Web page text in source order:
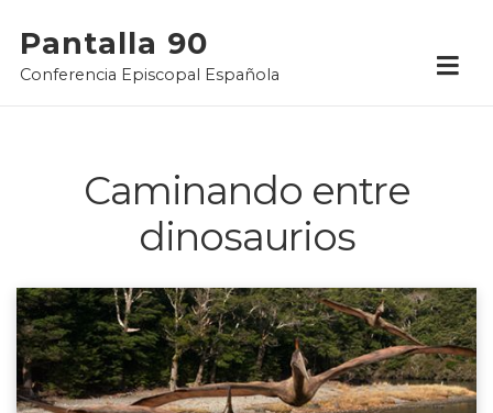
content
Pantalla 90
Conferencia Episcopal Española
Caminando entre
dinosaurios